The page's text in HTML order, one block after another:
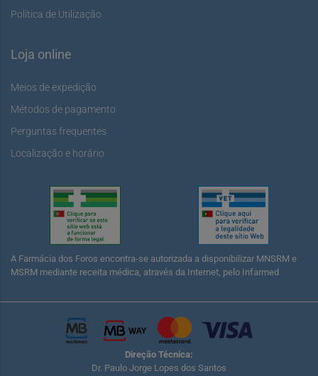
Política de Utilização
Loja online
Meios de expedição
Métodos de pagamento
Perguntas frequentes
Localização e horário
A Farmácia dos Foros encontra-se autorizada a disponibilizar MNSRM e
MSRM mediante receita médica, através da Internet, pelo Infarmed
Direção Técnica:
Dr. Paulo Jorge Lopes dos Santos